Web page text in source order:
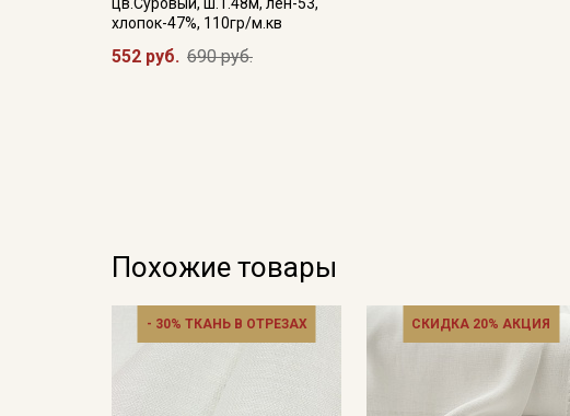
хлопок-47%, 110гр/м.кв
552 руб. 690 руб.
Похожие товары
- 30% ТКАНЬ В ОТРЕЗАХ СКИДКА 20% АКЦИЯ